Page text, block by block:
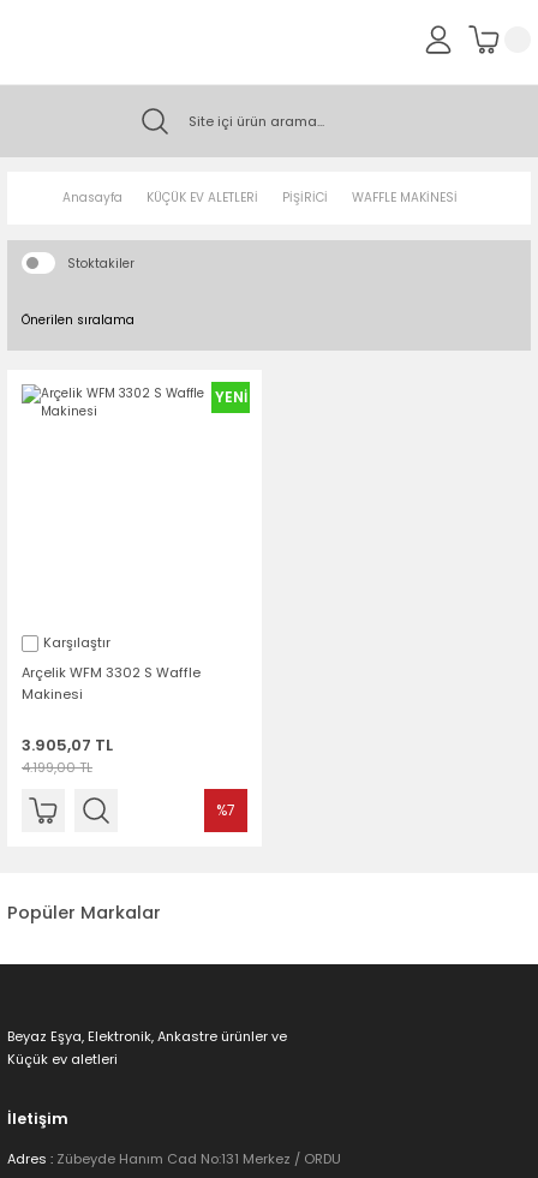
Anasayfa KÜÇÜK EV ALETLERİ PİŞİRİCİ WAFFLE MAKİNESİ
Stoktakiler
YENİ
Karşılaştır
Arçelik WFM 3302 S Waffle
Makinesi
3.905,07 TL
4.199,00 TL
%7
Popüler Markalar
Beyaz Eşya, Elektronik, Ankastre ürünler ve
Küçük ev aletleri
İletişim
Adres : Zübeyde Hanım Cad No:131 Merkez / ORDU